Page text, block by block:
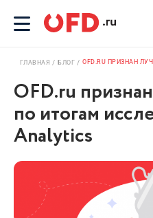
ГЛАВНАЯ БЛОГ
OFD.ru
по итогам
Analytics